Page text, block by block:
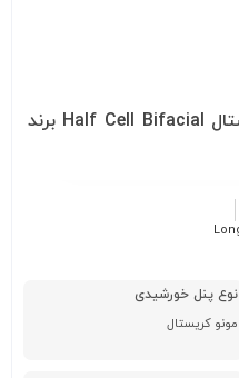
پنل خورشیدی 595W مونوکریستال Half Cell Bifacial برند
نوع پنل خورشیدی
مونو کریستال